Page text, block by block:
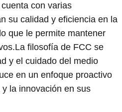
con varias
su calidad y eficiencia en la
que le permite mantener
filosofía de FCC se
y el cuidado del medio
en un enfoque proactivo
la innovación en sus